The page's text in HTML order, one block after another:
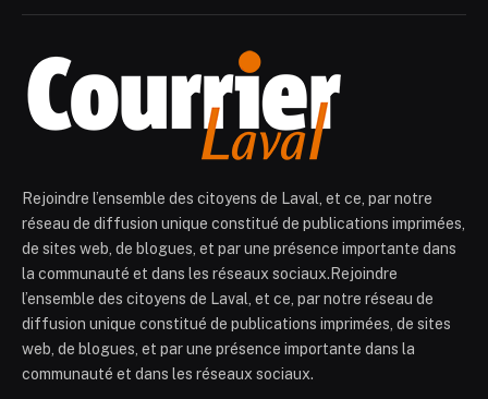
Rejoindre l’ensemble des citoyens de Laval, et ce, par notre
réseau de diffusion unique constitué de publications imprimées,
de sites web, de blogues, et par une présence importante dans
la communauté et dans les réseaux sociaux.Rejoindre
l’ensemble des citoyens de Laval, et ce, par notre réseau de
diffusion unique constitué de publications imprimées, de sites
web, de blogues, et par une présence importante dans la
communauté et dans les réseaux sociaux.